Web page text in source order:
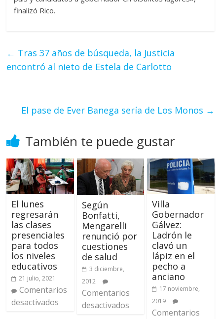
finalizó Rico.
← Tras 37 años de búsqueda, la Justicia
encontró al nieto de Estela de Carlotto
El pase de Ever Banega sería de Los Monos →
También te puede gustar
El lunes
regresarán
las clases
presenciales
para todos
los niveles
educativos
21 julio, 2021
Comentarios
desactivados
Según
Bonfatti,
Mengarelli
renunció por
cuestiones
de salud
3 diciembre,
2012
Comentarios
desactivados
Villa
Gobernador
Gálvez:
Ladrón le
clavó un
lápiz en el
pecho a
anciano
17 noviembre,
2019
Comentarios